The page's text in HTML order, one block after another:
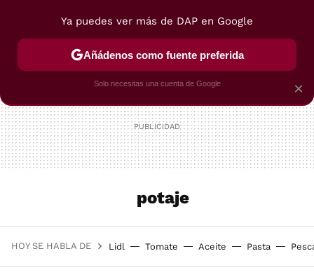
POSTRES VIAJES SELECCIÓN VEGUI
potaje
HOY SE HABLA DE Lidl Tomate Aceite Pasta
×
Ya puedes ver más de DAP en Google
Añádenos como fuente preferida
Solo necesitas una cuenta de Google